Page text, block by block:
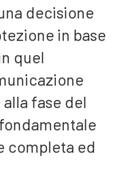
decisione
in base
quel
fase del
completa ed